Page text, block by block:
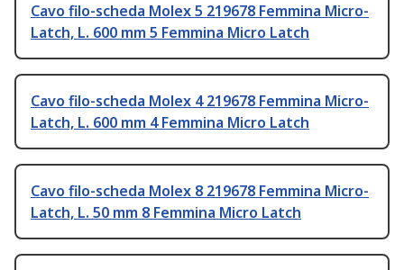
Cavo filo-scheda Molex 5 219678 Femmina Micro-
Latch, L. 600 mm 5 Femmina Micro Latch
Cavo filo-scheda Molex 4 219678 Femmina Micro-
Latch, L. 600 mm 4 Femmina Micro Latch
Cavo filo-scheda Molex 8 219678 Femmina Micro-
Latch, L. 50 mm 8 Femmina Micro Latch